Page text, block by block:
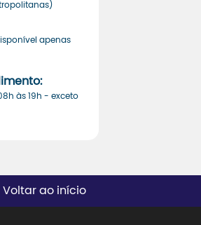
apenas
às 19h - exceto
Voltar ao início